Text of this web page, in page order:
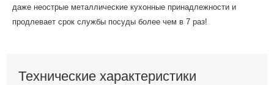
даже неострые металлические кухонные принадлежности и
продлевает срок службы посуды более чем в 7 раз!
Технические характеристики